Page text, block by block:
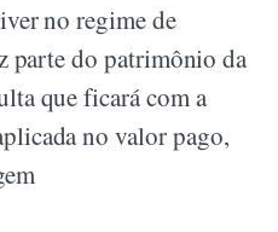
no regime de
parte do patrimônio da
que ficará com a
no valor pago,